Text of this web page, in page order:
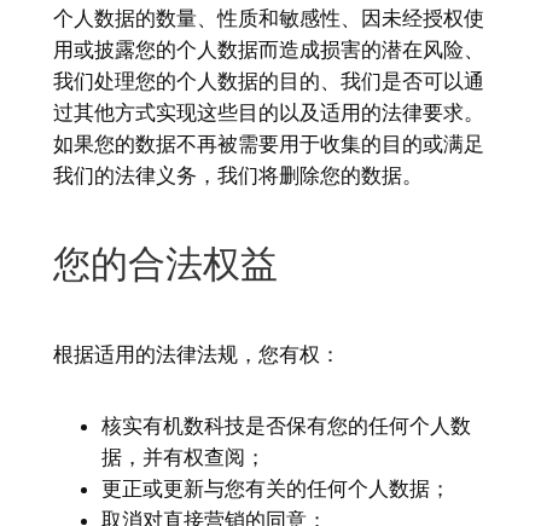
个人数据的数量、性质和敏感性、因未经授权使
用或披露您的个人数据而造成损害的潜在风险、
我们处理您的个人数据的目的、我们是否可以通
过其他方式实现这些目的以及适用的法律要求。
如果您的数据不再被需要用于收集的目的或满足
我们的法律义务，我们将删除您的数据。
您的合法权益
根据适用的法律法规，您有权：
核实有机数科技是否保有您的任何个人数
据，并有权查阅；
更正或更新与您有关的任何个人数据；
取消对直接营销的同意；